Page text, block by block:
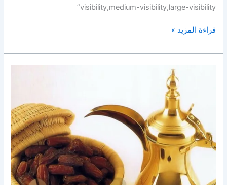
visibility,medium-visibility,large-visibility”
قراءة المزيد »
النوبي
ضيافة